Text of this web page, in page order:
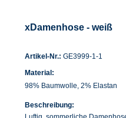
xDamenhose - weiß
Artikel-Nr.: GE3999-1-1
Material:
98% Baumwolle, 2% Elastan
Beschreibung: